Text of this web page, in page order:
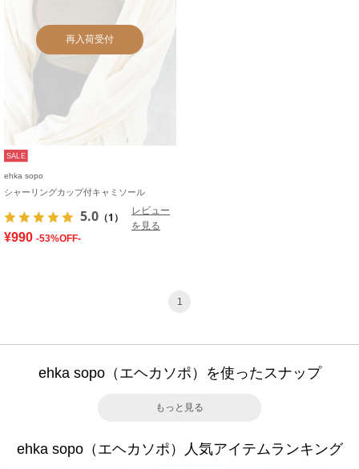
再入荷受付
SALE
ehka sopo
シャーリングカップ付キャミソール
5.0 （1）
レビュー
を見る
¥990 -53%OFF-
1
ehka sopo（エヘカソポ）を使ったスナップ
もっと見る
ehka sopo（エヘカソポ）人気アイテムランキング